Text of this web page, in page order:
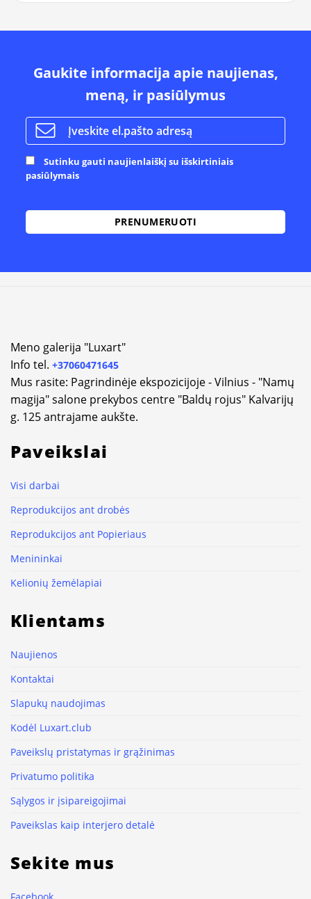
Gaukite informacija apie naujienas,
meną, ir pasiūlymus
Sutinku gauti naujienlaiškį su išskirtiniais
pasiūlymais
Meno galerija "Luxart"
Info tel. +37060471645
Mus rasite: Pagrindinėje ekspozicijoje - Vilnius - "Namų
magija" salone prekybos centre "Baldų rojus" Kalvarijų
g. 125 antrajame aukšte.
Paveikslai
Visi darbai
Reprodukcijos ant drobės
Reprodukcijos ant Popieriaus
Menininkai
Kelionių žemėlapiai
Klientams
Naujienos
Kontaktai
Slapukų naudojimas
Kodėl Luxart.club
Paveikslų pristatymas ir grąžinimas
Privatumo politika
Sąlygos ir įsipareigojimai
Paveikslas kaip interjero detalė
Sekite mus